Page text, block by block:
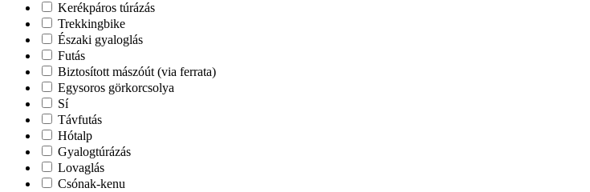
Kerékpáros túrázás
Trekkingbike
Északi gyaloglás
Futás
Biztosított mászóút (via ferrata)
Egysoros görkorcsolya
Sí
Távfutás
Hótalp
Gyalogtúrázás
Lovaglás
Csónak-kenu